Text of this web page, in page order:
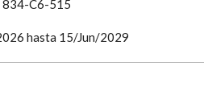
834-C6-515
hasta 15/Jun/2029